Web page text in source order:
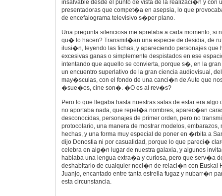
insalvable desde el punto de vista de la realizaci�n y con
presentadoras que compet�a en asepsia, lo que
de encefalograma televisivo s�per plano.
Una pregunta silenciosa me apretaba a cada momento, si
qu� lo hacen? Transmit�an una especie de desidia, de
ilusi�n, leyendo las fichas, y apareciendo personajes que
excesivas ganas o simplemente despistados en ese
intentando que aquello se convierta, porque s�, en la
un encuentro superlativo de la gran ciencia audiovisual,
may�sculas, con el fondo de una canci�n de Aute que
�sue�os, cine son�. �O es al rev�s?
Pero lo que llegaba hasta nuestras salas de estar era
no aportaba nada, que repet�a nombres, aparec�an
desconocidas, personajes de primer orden, pero no
protocolario, una manera de mostrar modelos, embarazos,
hechas, y una forma muy especial de poner en �rbita a
dijo Donostia ni por casualidad, porque lo que pareci�
celebra en alg�n lugar de nuestra galaxia, y algunos
hablaba una lengua extra�a y curiosa, pero que serv�a
deshabitarlo de cualquier noci�n de relaci�n con Euskal
Juanjo, encantado entre tanta estrella fugaz y nubarr�n
esta circunstancia.